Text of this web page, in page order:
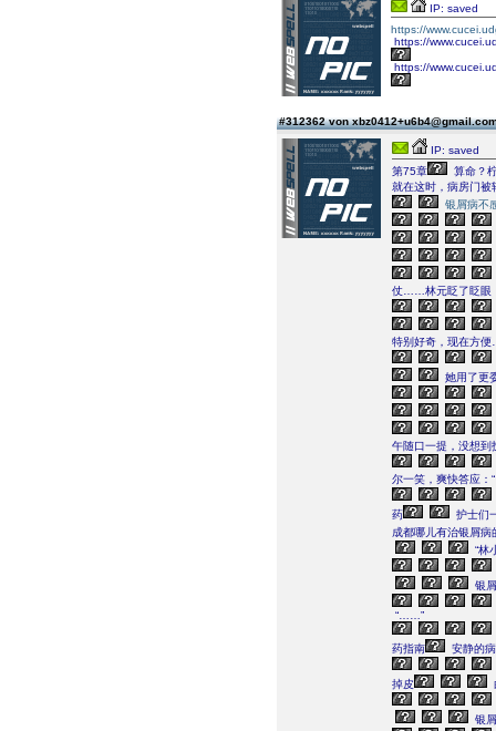
IP: saved
https://
https://
https://
#312362 von
IP: saved
第75章
算命？
就在这时，病房门被
银屑病不
仗……林元眨了眨眼
特别好奇，现在方
她用了更
午随口一提，没想到
尔一笑，爽快答应：
药
护士们
成都哪儿有治银屑病
“林
银
“……”
药指南 安静的
掉皮
银